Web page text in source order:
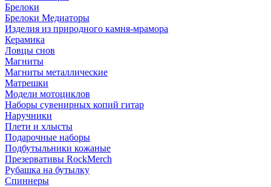
Брелоки
Брелоки Медиаторы
Изделия из природного камня-мрамора
Керамика
Ловцы снов
Магниты
Магниты металлические
Матрешки
Модели мотоциклов
Наборы сувенирных копий гитар
Наручники
Плети и хлысты
Подарочные наборы
Подбутыльники кожаные
Презервативы RockMerch
Рубашка на бутылку
Спиннеры